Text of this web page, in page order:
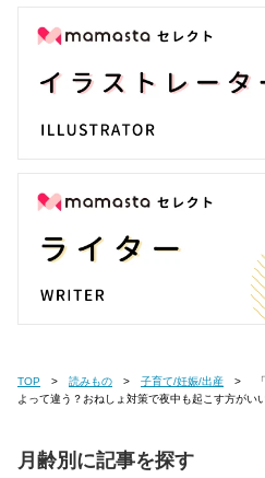
TOP 読みもの 子育て/妊娠/出産
よって違う？おねしょ対策で夜中も起こす方がい
月齢別に記事を探す